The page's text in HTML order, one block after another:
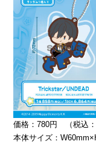
価格：780円 （税込：
本体サイズ：